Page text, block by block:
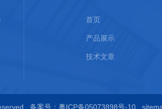
首页
产品展示
技术文章
备案号：粤ICP备05073898号-10